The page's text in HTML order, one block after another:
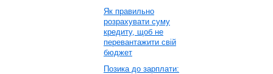
Як правильно
розрахувати суму
кредиту, щоб не
перевантажити свій
бюджет
Позика до зарплати: